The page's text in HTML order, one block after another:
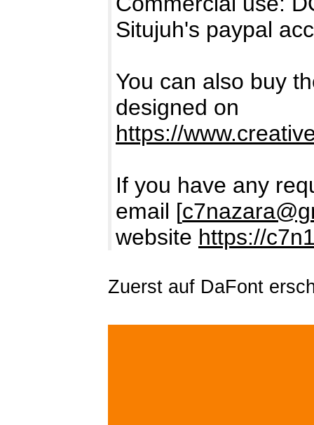
Situjuh's paypal
You can also buy
designed on
https://
If you have any
email [
website https://
Zuerst auf DaFont